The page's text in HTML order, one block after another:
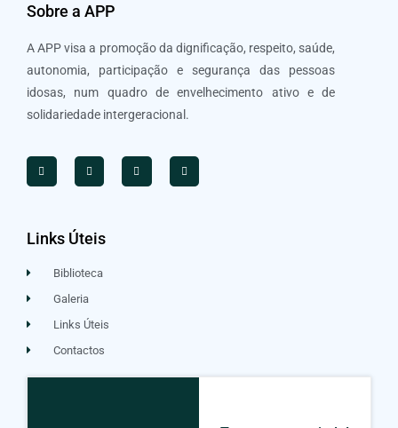
Sobre a APP
A APP visa a promoção da dignificação, respeito, saúde,
autonomia, participação e segurança das pessoas
idosas, num quadro de envelhecimento ativo e de
solidariedade intergeracional.
Links Úteis
Biblioteca
Galeria
Links Úteis
Contactos